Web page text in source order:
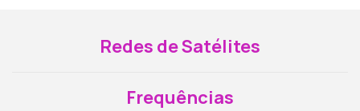
Redes de Satélites
Frequências